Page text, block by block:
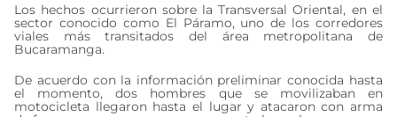
Los hechos ocurrieron sobre la Transversal Oriental, en el
sector conocido como El Páramo, uno de los corredores
viales más transitados del área metropolitana de
Bucaramanga.
De acuerdo con la información preliminar conocida hasta
el momento, dos hombres que se movilizaban en
motocicleta llegaron hasta el lugar y atacaron con arma